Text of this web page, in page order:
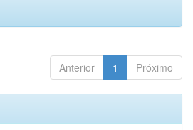
Anterior 1 Próximo